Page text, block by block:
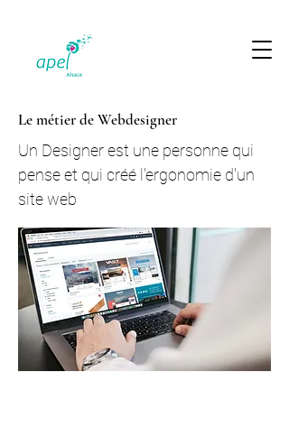
Le métier de Webdesigner
Un Designer est une personne qui
pense et qui créé l'ergonomie d'un
site web